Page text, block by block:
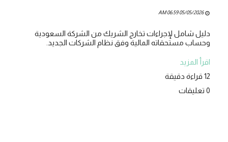
05/05/2026 06:59 AM
دليل شامل لإجراءات تخارج الشريك من الشركة السعودية
وحساب مستحقاته المالية وفق نظام الشركات الجديد.
اقرأ المزيد
12 قراءة دقيقة
0 تعليقات